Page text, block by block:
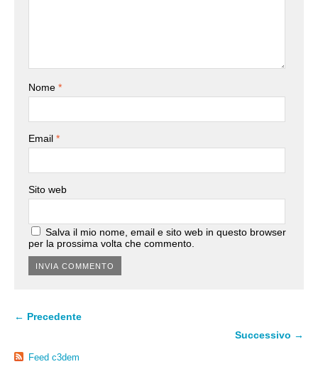
Nome *
Email *
Sito web
Salva il mio nome, email e sito web in questo browser
per la prossima volta che commento.
← Precedente
Successivo →
Feed c3dem